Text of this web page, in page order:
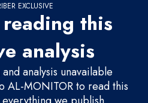
EXCLUSIVE
this
analysis
analysis unavailable
AL-MONITOR to read this